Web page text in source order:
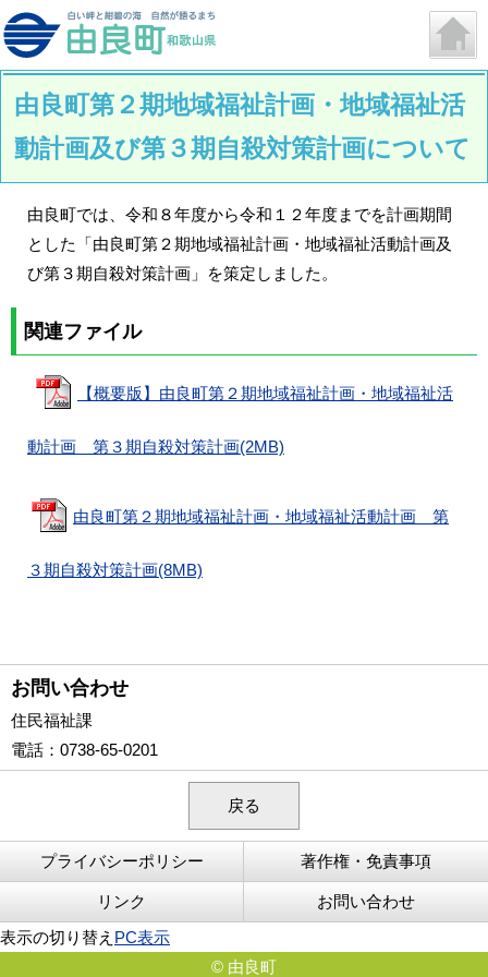
由良町第２期地域福祉計画・地域福祉活
動計画及び第３期自殺対策計画について
由良町では、令和８年度から令和１２年度までを計画期間
とした「由良町第２期地域福祉計画・地域福祉活動計画及
び第３期自殺対策計画」を策定しました。
関連ファイル
【概要版】由良町第２期地域福祉計画・地域福祉活
動計画 第３期自殺対策計画(2MB)
由良町第２期地域福祉計画・地域福祉活動計画 第
３期自殺対策計画(8MB)
お問い合わせ
住民福祉課
電話 ：0738-65-0201
戻る
プライバシーポリシー 著作権・免責事項
リンク
お問い合わせ
表示の切り替え PC表示
© 由良町